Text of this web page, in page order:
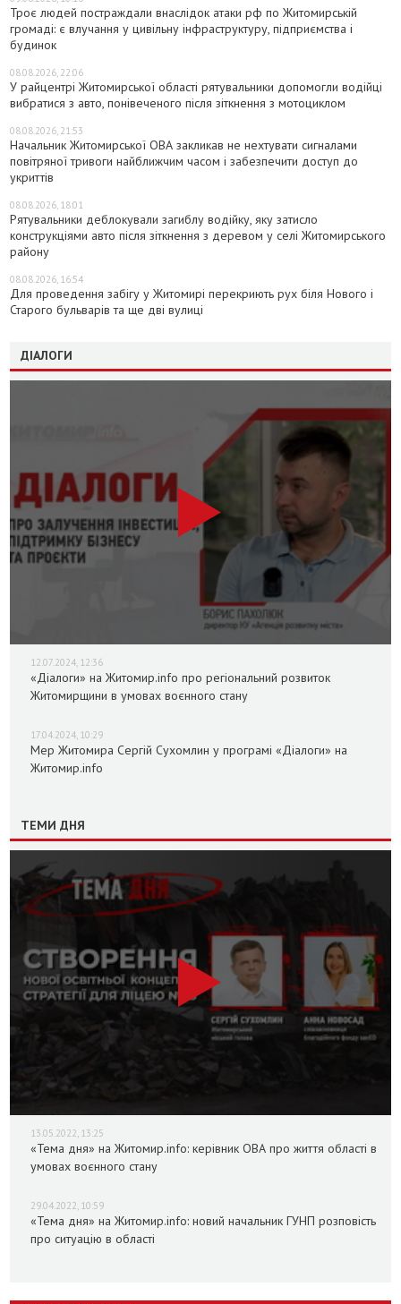
Троє людей постраждали внаслідок атаки рф по Житомирській
громаді: є влучання у цивільну інфраструктуру, підприємства і
будинок
08.08.2026, 22:06
У райцентрі Житомирської області рятувальники допомогли водійці
вибратися з авто, понівеченого після зіткнення з мотоциклом
08.08.2026, 21:53
Начальник Житомирської ОВА закликав не нехтувати сигналами
повітряної тривоги найближчим часом і забезпечити доступ до
укриттів
08.08.2026, 18:01
Рятувальники деблокували загиблу водійку, яку затисло
конструкціями авто після зіткнення з деревом у селі Житомирського
району
08.08.2026, 16:54
Для проведення забігу у Житомирі перекриють рух біля Нового і
Старого бульварів та ще дві вулиці
ДІАЛОГИ
12.07.2024, 12:36
«Діалоги» на Житомир.info про регіональний розвиток
Житомирщини в умовах воєнного стану
17.04.2024, 10:29
Мер Житомира Сергій Сухомлин у програмі «Діалоги» на
Житомир.info
ТЕМИ ДНЯ
13.05.2022, 13:25
«Тема дня» на Житомир.info: керівник ОВА про життя області в
умовах воєнного стану
29.04.2022, 10:59
«Тема дня» на Житомир.info: новий начальник ГУНП розповість
про ситуацію в області